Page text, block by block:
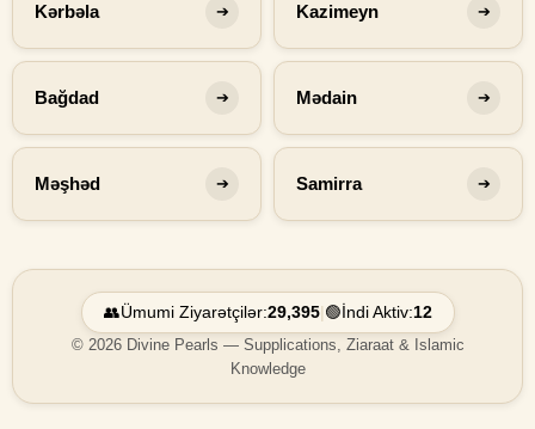
Kərbəla ➔ Kazimeyn ➔
Bağdad ➔ Mədain ➔
Məşhəd ➔ Samirra ➔
👥Ümumi Ziyarətçilər:29,395| 🟢 İndi Aktiv:12
© 2026 Divine Pearls — Supplications, Ziaraat & Islamic
Knowledge